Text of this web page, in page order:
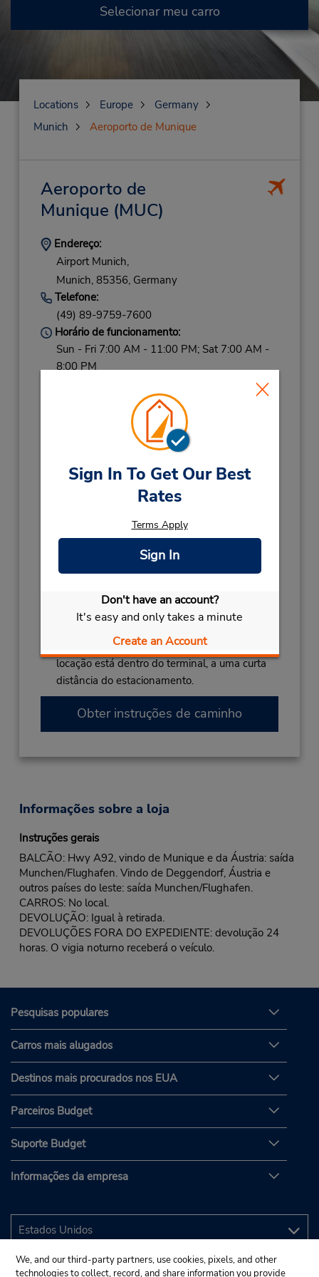
Sign In To Get Our Best
Rates
Terms Apply
Sign In
Don't have an account?
It's easy and only takes a minute
Create an Account
Selecionar meu carro
Locations Europe
Germany
Munich
Aeroporto de Munique
Aeroporto de
Munique (MUC)
Endereço:
Airport Munich,
Munich, 85356, Germany
Telefone:
(49) 89-9759-7600
Horário de funcionamento:
Sun - Fri 7:00 AM - 11:00 PM; Sat 7:00 AM -
8:00 PM
NEW YEARS DAY
Janeiro 1 10:00AM
2026
NEW YEARS EVEDezembro 31 07:00AM
Dezembro 26 08:00AM
- 08:00PM
Dezembro 25 08:00AM
- 08:00PM
CHRISTMAS
Dezembro 24 08:00AM
- 04:00PM
Caso esteja vindo de avião, o balcão de
locação está dentro do terminal, a uma curta
distância do estacionamento.
Obter instruções de caminho
Informações sobre a loja
Instruções gerais
BALCÃO: Hwy A92, vindo de Munique e da Áustria: saída
Munchen/Flughafen. Vindo de Deggendorf, Áustria e
outros países do leste: saída Munchen/Flughafen.
CARROS: No local.
DEVOLUÇÃO: Igual à retirada.
DEVOLUÇÕES FORA DO EXPEDIENTE: devolução 24
horas. O vigia noturno receberá o veículo.
Pesquisas populares
Carros mais alugados
Destinos mais procurados nos EUA
Parceiros Budget
Suporte Budget
Informações da empresa
We, and our third-party partners, use cookies, pixels, and other
technologies to collect, record, and share information you provide